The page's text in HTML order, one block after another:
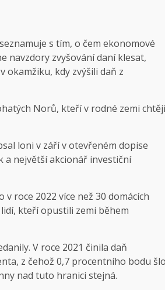
s tím, o čem ekonomové
navzdory zvyšování daní klesat,
okamžiku, kdy zvýšili daň z
Norů, kteří v rodné zemi chtějí
loni v září v otevřeném dopise
a největší akcionář investiční
roce 2022 více než 30 domácích
kteří opustili zemi během
V roce 2021 činila daň
z čehož 0,7 procentního bodu
nad tuto hranici stejná.